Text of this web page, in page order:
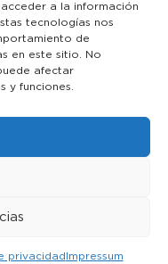
a la información
tecnologías nos
de
en este sitio. No
afectar
y funciones.
privacidadImpressum
reservados